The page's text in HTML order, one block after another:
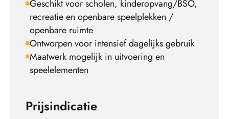
Geschikt voor scholen, kinderopvang/BSO,
recreatie en openbare speelplekken /
openbare ruimte
Ontworpen voor intensief dagelijks gebruik
Maatwerk mogelijk in uitvoering en
speelelementen
Prijsindicatie